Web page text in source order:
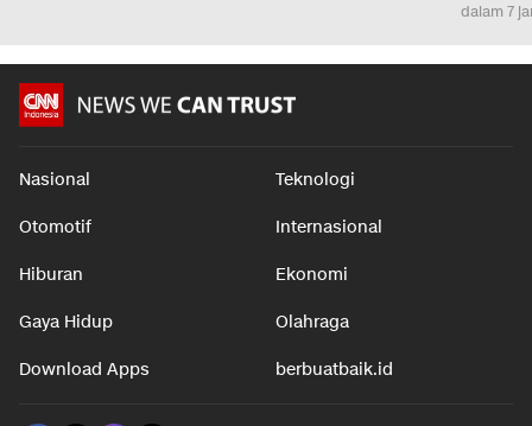
dalam 7
Nasional Teknologi
Otomotif Internasional
Hiburan Ekonomi
Gaya Hidup Olahraga
Download Apps berbuatbaik.id